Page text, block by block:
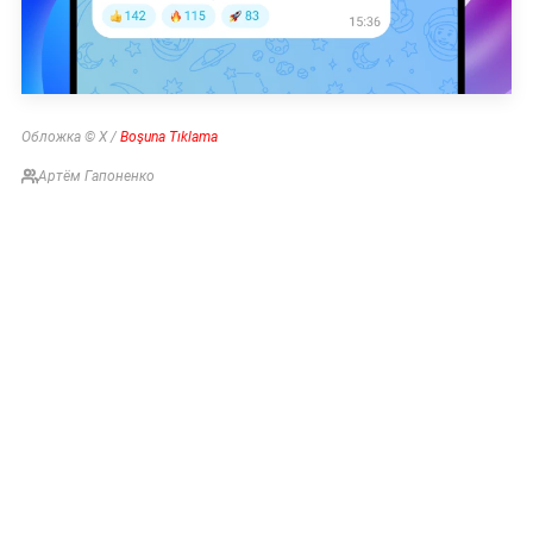
Обложка © Х / Boşuna Tıklama
Артём Гапоненко